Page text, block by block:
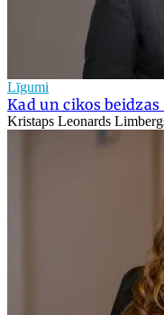
Līgumi
Kad un cikos
Kristaps Leonards